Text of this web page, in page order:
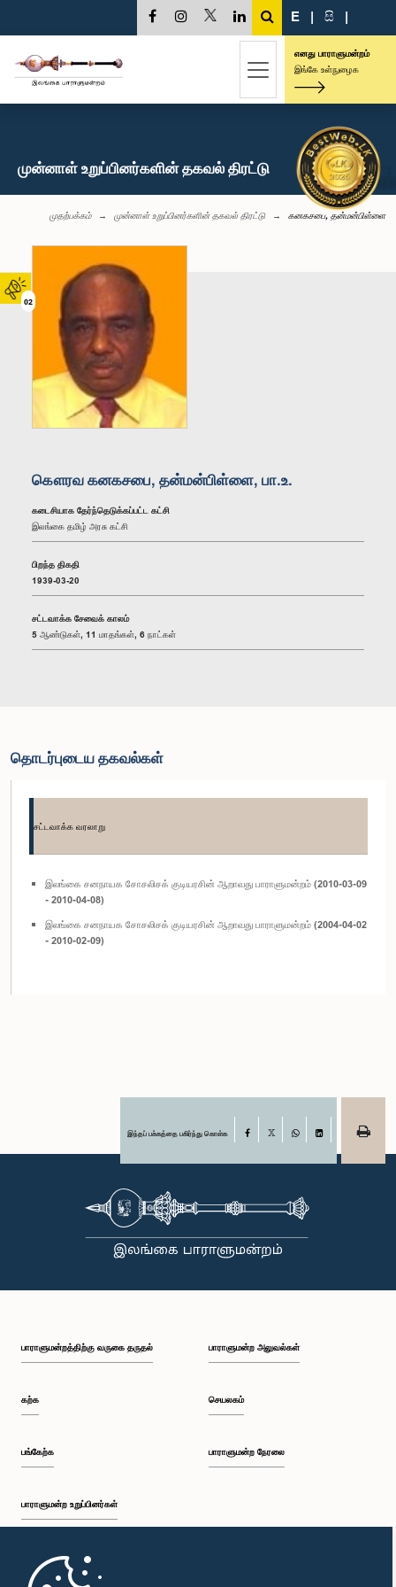
02
E | සි |
எனது பாராளுமன்றம்
இங்கே உள்நுழைக
முன்னாள் உறுப்பினர்களின் தகவல் திரட்டு
முதற்பக்கம் முன்னாள் உறுப்பினர்களின் தகவல் திரட்டு கனகசபை, தன்மன்பிள்ளை
கௌரவ கனகசபை, தன்மன்பிள்ளை, பா.உ.
கடைசியாக தேர்ந்தெடுக்கப்பட்ட கட்சி
இலங்கை தமிழ் அரசு கட்சி
பிறந்த திகதி
1939-03-20
சட்டவாக்க சேவைக் காலம்
5 ஆண்டுகள், 11 மாதங்கள், 6 நாட்கள்
தொடர்புடைய தகவல்கள்
சட்டவாக்க வரலாறு
இலங்கை சனநாயக சோசலிசக் குடியரசின் ஆறாவது பாராளுமன்றம் (2010-03-09
- 2010-04-08)
இலங்கை சனநாயக சோசலிசக் குடியரசின் ஆறாவது பாராளுமன்றம் (2004-04-02
- 2010-02-09)
இந்தப் பக்கத்தை பகிர்ந்து கொள்க Facebook
பாராளுமன்றத்திற்கு வருகை தருதல்
கற்க
பங்கேற்க
பாராளுமன்ற உறுப்பினர்கள்
முதற்பக்கம்
பாராளுமன்ற அலுவல்கள்
செயலகம்
பாராளுமன்ற நேரலை